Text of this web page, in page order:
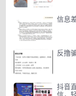
信息
反撸
抖音